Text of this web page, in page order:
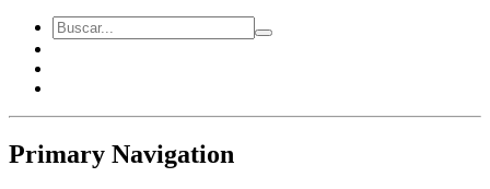
Primary Navigation